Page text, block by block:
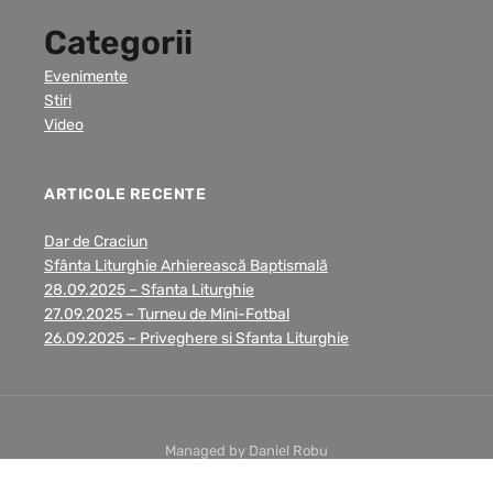
Categorii
Evenimente
Stiri
Video
ARTICOLE RECENTE
Dar de Craciun
Sfânta Liturghie Arhierească Baptismală
28.09.2025 – Sfanta Liturghie
27.09.2025 – Turneu de Mini-Fotbal
26.09.2025 – Priveghere si Sfanta Liturghie
Managed by Daniel Robu